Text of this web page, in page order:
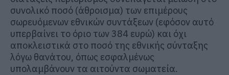
συνολικό ποσό (άθροισμα) των επιμέρους
σωρευόμενων εθνικών συντάξεων (εφόσον αυτό
υπερβαίνει το όριο των 384 ευρώ) και όχι
αποκλειστικά στο ποσό της εθνικής σύνταξης
λόγω θανάτου, όπως εσφαλμένως
υπολαμβάνουν τα αιτούντα σωματεία.